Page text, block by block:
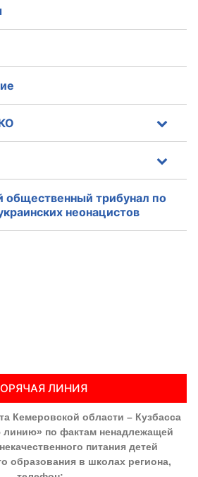
трибунал по
неонацистов
ЛИНИЯ
Кемеровской области – Кузбасса
линию» по фактам ненадлежащей
питания детей
образования в школах региона,